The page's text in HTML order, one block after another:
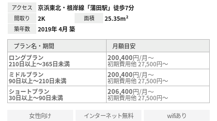
アクセス 京浜東北・根岸線「蒲田駅」徒歩7分
間取り 2K 面積 25.35m²
築年数 2019年 4月 築
プラン名・期間
月額目安
ロングプラン
210日以上～365日未満
200,400円/月～
初期費用他 27,500円～
ミドルプラン
90日以上～210日未満
200,400円/月～
初期費用他 27,500円～
ショートプラン
30日以上～90日未満
206,400円/月～
初期費用他 27,500円～
女性向け インターネット無料
wifiあり